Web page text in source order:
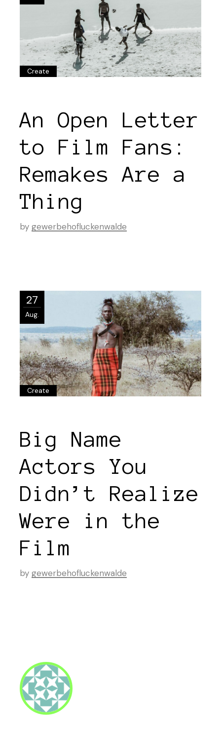
Create
An Open Letter
to Film Fans:
Remakes Are a
Thing
by gewerbehofluckenwalde
27
Aug.
Create
Big Name
Actors You
Didn’t Realize
Were in the
Film
by gewerbehofluckenwalde